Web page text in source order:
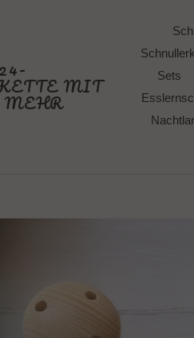
MIT
Sets